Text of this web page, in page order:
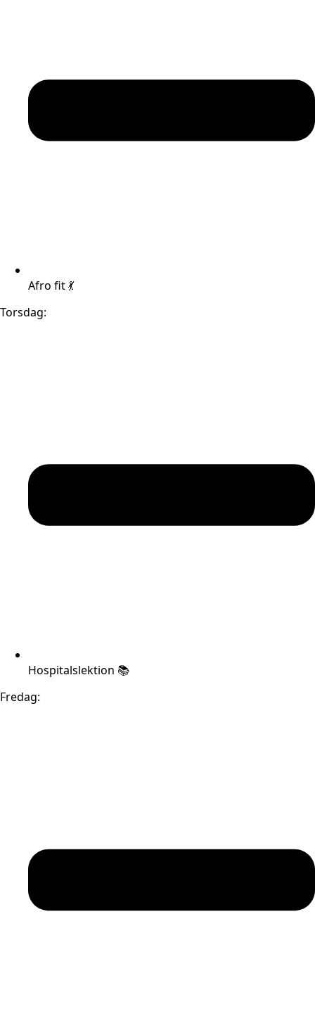
Afro fit 💃
Torsdag:
Hospitalslektion 📚
Fredag: